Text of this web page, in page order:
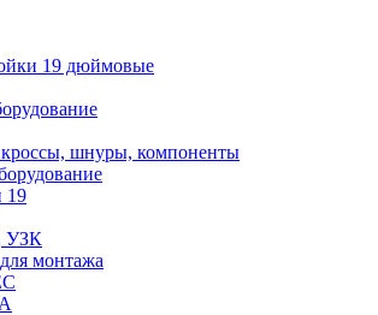
19 дюймовые
шнуры, компоненты
19
УЗК
монтажа